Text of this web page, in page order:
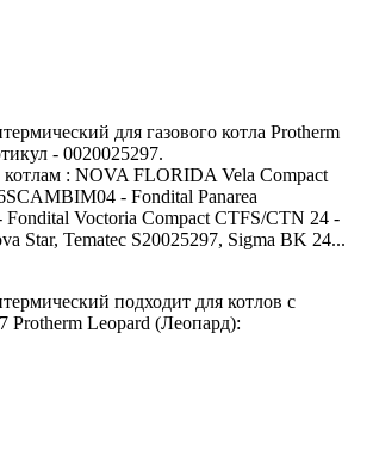
для газового котла Protherm
- 0020025297.
: NOVA FLORIDA Vela Compact
- Fondital Panarea
Voctoria Compact CTFS/CTN 24 -
Star, Tematec S20025297, Sigma BK 24...
подходит для котлов с
Protherm Leopard (Леопард):